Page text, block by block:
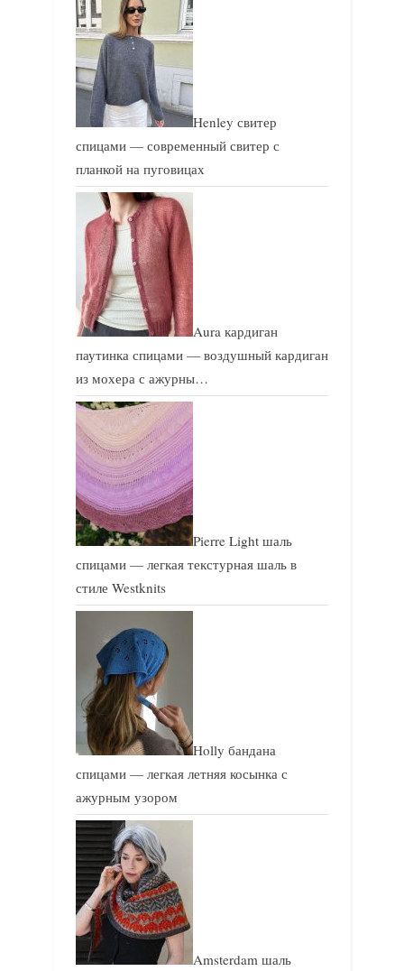
Henley свитер
спицами — современный свитер с
планкой на пуговицах
Aura кардиган
паутинка спицами — воздушный кардиган
из мохера с ажурны…
Pierre Light шаль
спицами — легкая текстурная шаль в
стиле Westknits
Holly бандана
спицами — легкая летняя косынка с
ажурным узором
Amsterdam шаль